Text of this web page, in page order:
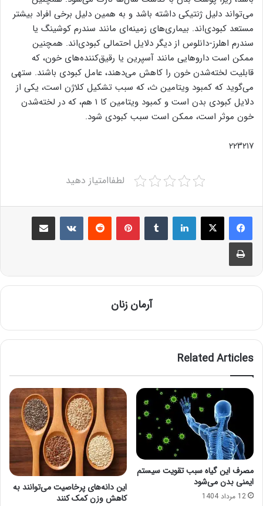
می‌تواند دلیل ژنتیکی داشته باشد و به همین دلیل برخی افراد بیشتر
مستعد کبودی‌اند. بیماری‌های زمینه‌ای مانند سندرم کوشینگ یا
سندرم اهلرز-دانلوس از دیگر دلایل احتمالی کبودی‌اند. همچنین
ممکن است داروهایی مانند آسپرین یا رقیق‌کننده‌های خون، که
قابلیت لخته‌شدن خون را کاهش می‌دهند، عامل کبودی باشند. ستهی
می‌گوید که کمبود ویتامین ث، که سبب تشکیل کلاژن است، یکی از
دلایل کبودی بدن است و کمبود ویتامین کا ۱ هم، که در لخته‌شدن
خون موثر است، ممکن است سبب کبودی شود.
۲۲۳۲۱۷
لطفاامتیاز دهید
LinkedIn
Tumblr
Pinterest
Reddit
VKontakte
Share via Email
Print
آرمان زنان
Related Articles
مصرف این گیاه سبب تقویت سیستم
ایمنی بدن می‌شود
12 مرداد 1404
این دانه‌های پرخاصیت می‌توانند به
کاهش وزن کمک کنند